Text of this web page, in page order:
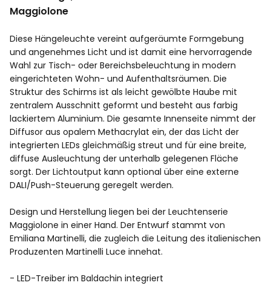
Maggiolone
Diese Hängeleuchte vereint aufgeräumte Formgebung
und angenehmes Licht und ist damit eine hervorragende
Wahl zur Tisch- oder Bereichsbeleuchtung in modern
eingerichteten Wohn- und Aufenthaltsräumen. Die
Struktur des Schirms ist als leicht gewölbte Haube mit
zentralem Ausschnitt geformt und besteht aus farbig
lackiertem Aluminium. Die gesamte Innenseite nimmt der
Diffusor aus opalem Methacrylat ein, der das Licht der
integrierten LEDs gleichmäßig streut und für eine breite,
diffuse Ausleuchtung der unterhalb gelegenen Fläche
sorgt. Der Lichtoutput kann optional über eine externe
DALI/Push-Steuerung geregelt werden.
Design und Herstellung liegen bei der Leuchtenserie
Maggiolone in einer Hand. Der Entwurf stammt von
Emiliana Martinelli, die zugleich die Leitung des italienischen
Produzenten Martinelli Luce innehat.
- LED-Treiber im Baldachin integriert